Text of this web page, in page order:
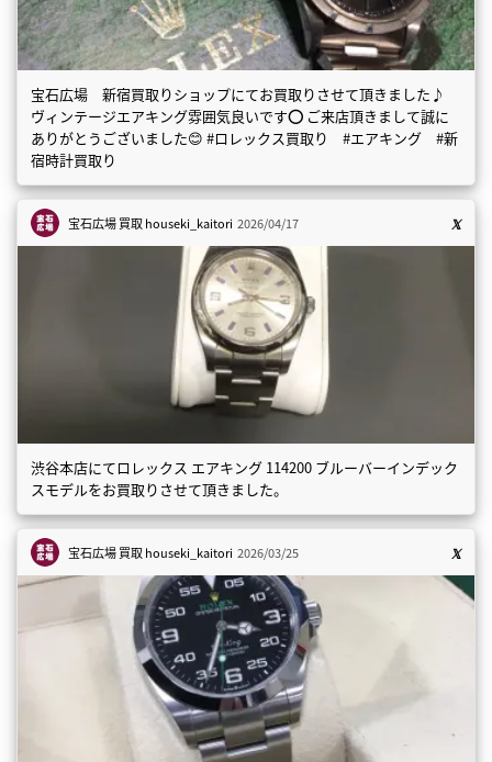
宝石広場 新宿買取りショップにてお買取りさせて頂きました♪
ヴィンテージエアキング雰囲気良いです⭕️ ご来店頂きまして誠に
ありがとうございました😊 #ロレックス買取り #エアキング #新
宿時計買取り
宝石広場 買取houseki_kaitori 2026/04/17
渋谷本店にてロレックス エアキング 114200 ブルーバーインデック
スモデルをお買取りさせて頂きました。
宝石広場 買取houseki_kaitori 2026/03/25